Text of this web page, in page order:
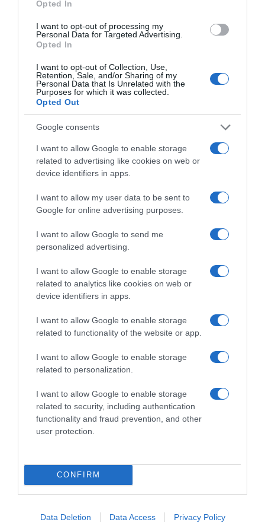
Opted In
I want to opt-out of processing my
Personal Data for Targeted Advertising.
Opted In
I want to opt-out of Collection, Use,
Retention, Sale, and/or Sharing of my
Personal Data that Is Unrelated with the
Purposes for which it was collected.
Opted Out
Google consents
I want to allow Google to enable storage
related to advertising like cookies on web or
device identifiers in apps.
I want to allow my user data to be sent to
Google for online advertising purposes.
I want to allow Google to send me
personalized advertising.
I want to allow Google to enable storage
related to analytics like cookies on web or
device identifiers in apps.
I want to allow Google to enable storage
related to functionality of the website or app.
I want to allow Google to enable storage
related to personalization.
I want to allow Google to enable storage
related to security, including authentication
functionality and fraud prevention, and other
user protection.
CONFIRM
Data Deletion Data Access Privacy Policy
ΔΙΑΒΆΣΤΕ ΣΤΟ «Π»
*ΤΑ ΆΝΘΗ ΤΟΥ ΚΑΚΟΎ*
Ελλάδα του 2030, ο Ανδρουλάκης για
εκείνη του 2035, ώρα είναι να βγει κι
ο Βελόπουλος…
…να πει ότι στόχος του είναι η πρωτιά στις